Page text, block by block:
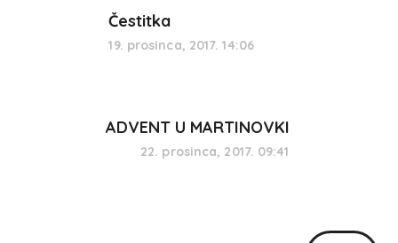
Čestitka
19. prosinca, 2017. 14:06
ADVENT U MARTINOVKI
22. prosinca, 2017. 09:41